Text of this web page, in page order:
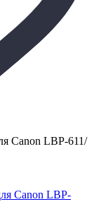
Canon LBP-611/